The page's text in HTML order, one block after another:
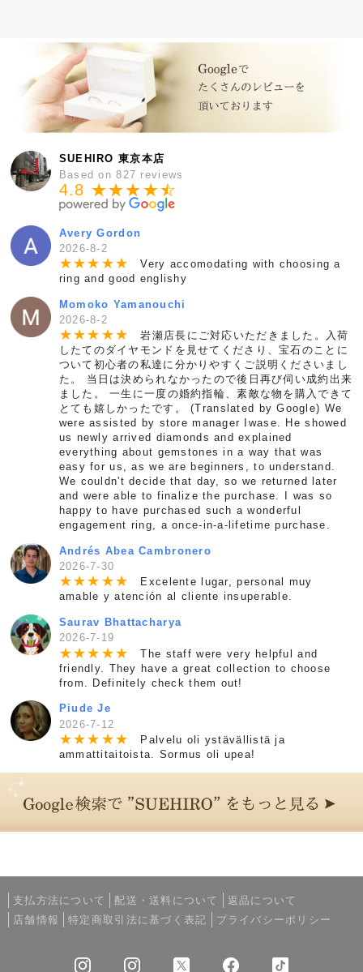
SUEHIRO 東京本店
Based on 827 reviews
4.8 ★★★★★
☆
Avery Gordon
2026-8-2
★★★ ★★
Very accomodating with choosing a
ring and good englishy
Momoko Yamanouchi
2026-8-2
★★★ ★★
岩瀬店長にご対応いただきました。入荷
したてのダイヤモンドを見せてくださり、宝石のことに
ついて初心者の私達に分かりやすくご説明くださいまし
た。 当日は決められなかったので後日再び伺い成約出来
ました。 一生に一度の婚約指輪、素敵な物を購入できて
とても嬉しかったです。 (Translated by Google) We
were assisted by store manager Iwase. He showed
us newly arrived diamonds and explained
everything about gemstones in a way that was
easy for us, as we are beginners, to understand.
We couldn't decide that day, so we returned later
and were able to finalize the purchase. I was so
happy to have purchased such a wonderful
engagement ring, a once-in-a-lifetime purchase.
Andrés Abea Cambronero
2026-7-30
★★★ ★★
Excelente lugar, personal muy
amable y atención al cliente insuperable.
Saurav Bhattacharya
2026-7-19
★★★ ★★
The staff were very helpful and
friendly. They have a great collection to choose
from. Definitely check them out!
Piude Je
2026-7-12
★★★ ★★
Palvelu oli ystävällistä ja
ammattitaitoista. Sormus oli upea!
支払方法について 配送・送料について
返品について
店舗情報
特定商取引法に基づく表記 プライバシーポリシー